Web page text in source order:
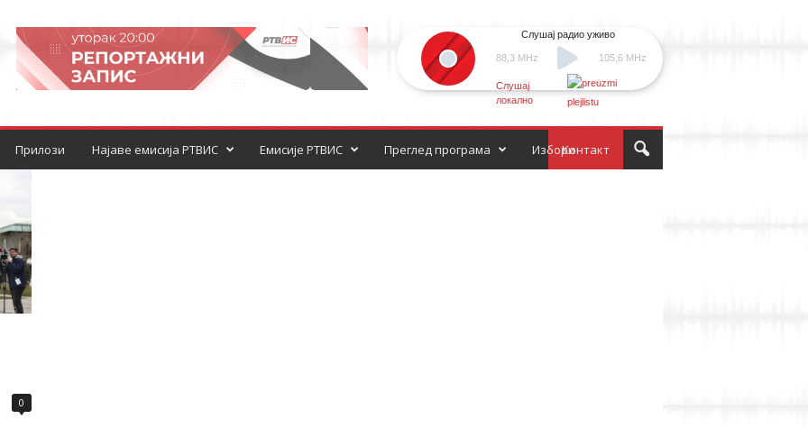
88,3 MHz
Слушај радио уживо
105,6 MHz
Слушај
локално
Прилози Најаве емисија РТВИС Емисије РТВИС Контакт
Преглед програма Избори
0